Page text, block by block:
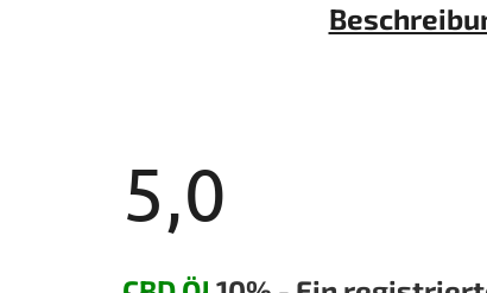
5,0
durchschnittliche